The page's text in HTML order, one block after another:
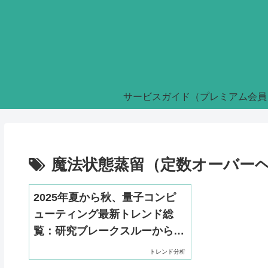
サービスガイド（プレミアム会
魔法状態蒸留（定数オーバー
2025年夏から秋、量子コンピ
ューティング最新トレンド総
覧：研究ブレークスルーから産
業実装・サプライチェーンまで
トレンド分析